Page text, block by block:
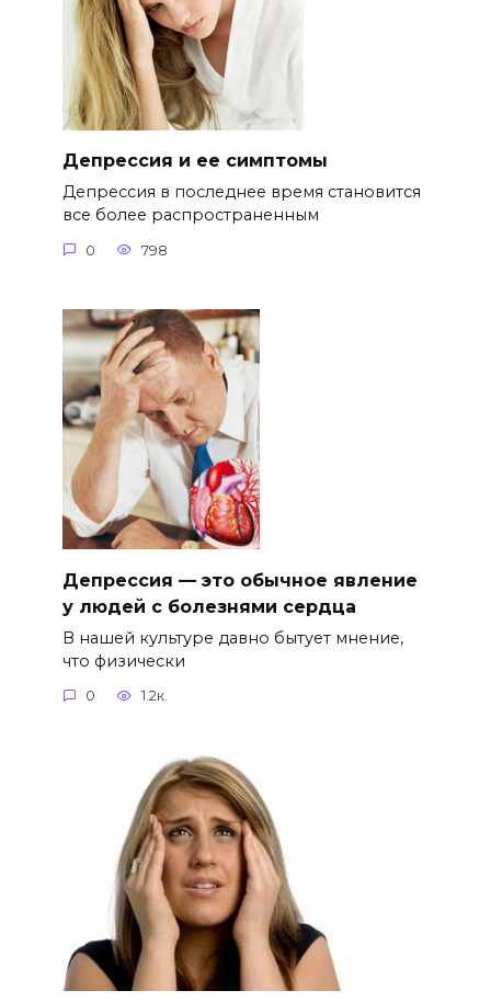
Депрессия и ее симптомы
Депрессия в последнее время становится
все более распространенным
0 798
Депрессия — это обычное явление
у людей с болезнями сердца
В нашей культуре давно бытует мнение,
что физически
0 1.2к.